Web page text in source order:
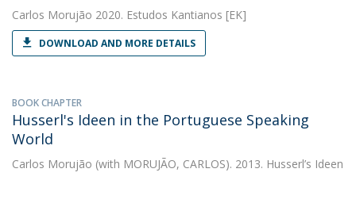
Carlos Morujão 2020. Estudos Kantianos [EK]
DOWNLOAD AND MORE DETAILS
BOOK CHAPTER
Husserl's Ideen in the Portuguese Speaking
World
Carlos Morujão (with MORUJÃO, CARLOS). 2013. Husserl’s Ideen